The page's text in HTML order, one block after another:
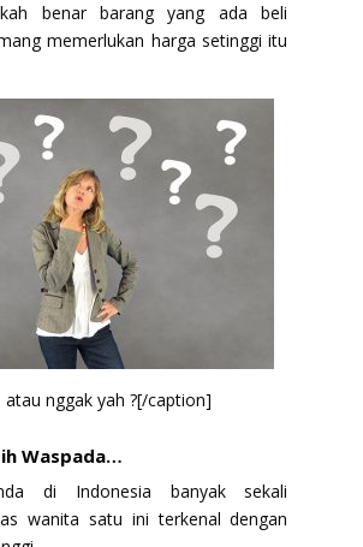
benar barang yang ada beli
memerlukan harga setinggi itu
atau nggak yah ?[/caption]
Waspada…
di Indonesia banyak sekali
wanita satu ini terkenal dengan